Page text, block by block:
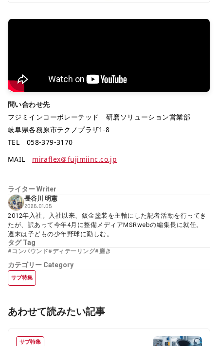
問い合わせ先
フジミインコーポレーテッド 研磨ソリューション営業部
岐阜県各務原市テクノプラザ1-8
TEL 058-379-3170
MAIL miraflex＠fujimiinc.co.jp
ライターWriter
長谷川 明憲
2026.01.05
2012年入社。入社以来、鈑金塗装を主軸にした記者活動を行ってき
たが、訳あって今年4月に整備メディアMSRwebの編集長に就任。
週末は子どもの少年野球に勤しむ。
タグTag
#コンパウンド#ディテーリング#磨き
カテゴリー Category
サブ特集
あわせて読みたい記事
サブ特集